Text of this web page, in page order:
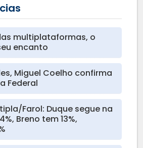
multiplataformas, o
encanto
Miguel Coelho confirma
Federal
Farol: Duque segue na
Breno tem 13%,